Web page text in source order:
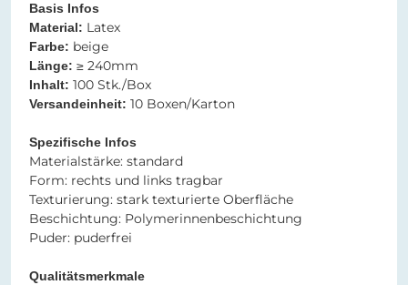
Basis Infos
Material: Latex
Farbe: beige
Länge: ≥ 240mm
Inhalt: 100 Stk./Box
Versandeinheit: 10 Boxen/Karton
Spezifische Infos
Materialstärke: standard
Form: rechts und links tragbar
Texturierung: stark texturierte Oberfläche
Beschichtung: Polymerinnenbeschichtung
Puder: puderfrei
Qualitätsmerkmale